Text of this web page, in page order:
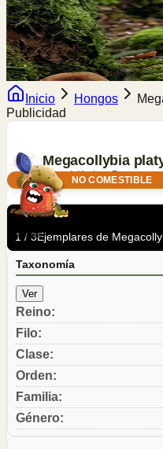
Inicio Hongos
Publicidad
Megacollybia
(Pers.) Kotl. & Pouzar
NO COMESTIBLE
1 / 3Ejemplares de
Taxonomía
Ver
Reino:
Filo:
Clase:
Orden:
Familia:
Género: